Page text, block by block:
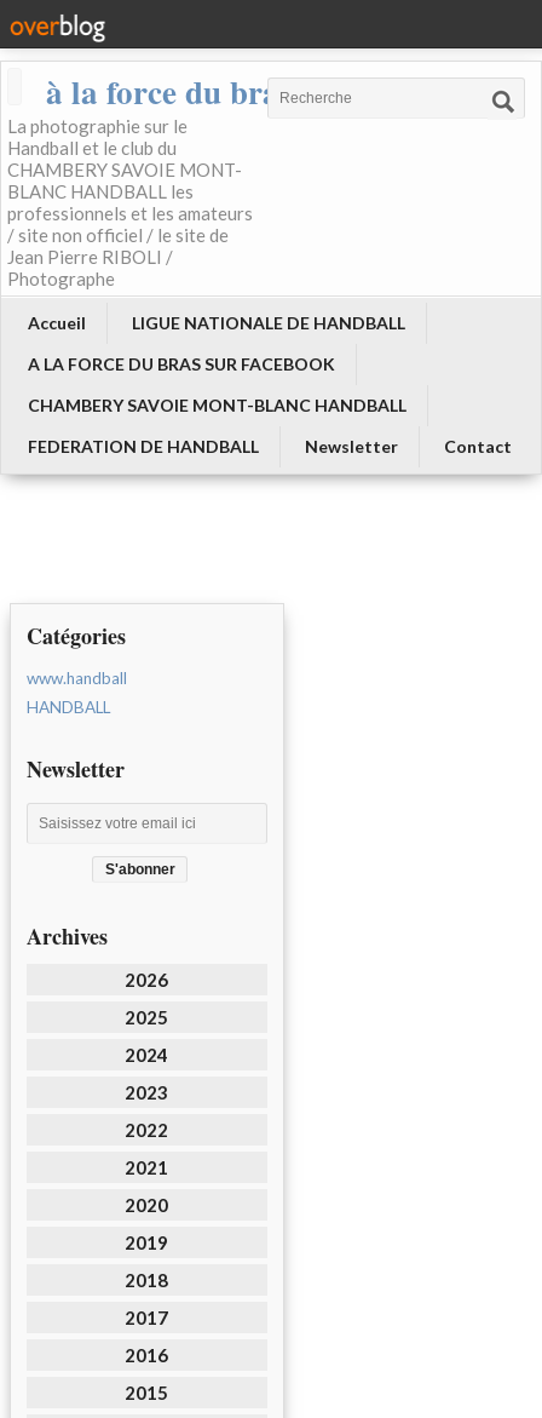
à la force du bras
La photographie sur le
Handball et le club du
CHAMBERY SAVOIE MONT-
BLANC HANDBALL les
professionnels et les amateurs
/ site non officiel / le site de
Jean Pierre RIBOLI /
Photographe
Accueil
LIGUE NATIONALE DE HANDBALL
A LA FORCE DU BRAS SUR FACEBOOK
CHAMBERY SAVOIE MONT-BLANC HANDBALL
FEDERATION DE HANDBALL
Newsletter Contact
Catégories
www.handball
HANDBALL
Newsletter
Archives
2026
2025
2024
2023
2022
2021
2020
2019
2018
2017
2016
2015